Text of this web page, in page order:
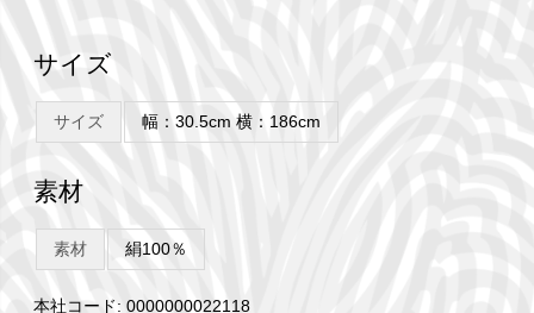
サイズ
サイズ 幅：30.5cm 横：186cm
素材
素材 絹100％
本社コード: 0000000022118